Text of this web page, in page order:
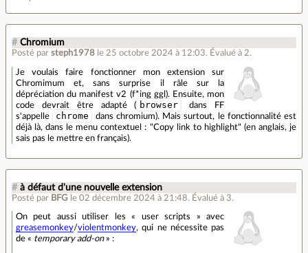
# Chromium
Posté par steph1978 le 25 octobre 2024 à 12:03. Évalué à 2.
Je voulais faire fonctionner mon extension sur
Chromimum et, sans surprise il râle sur la
dépréciation du manifest v2 (f*ing ggl). Ensuite, mon
code devrait être adapté ( browser
dans FF
s'appelle
chrome
dans chromium). Mais surtout, le fonctionnalité est
déjà là, dans le menu contextuel : "Copy link to highlight" (en anglais, je
sais pas le mettre en français).
# à défaut d'une nouvelle extension
Posté par BFG le 02 décembre 2024 à 21:48. Évalué à 3.
On peut aussi utiliser les « user scripts » avec
greasemonkey/violentmonkey, qui ne nécessite pas
de « temporary add-on» :